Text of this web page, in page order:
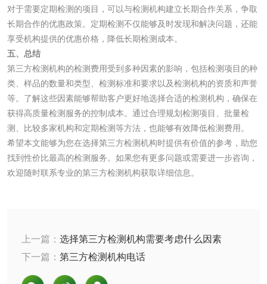
对于需要定期检测的项目，可以与检测机构建立长期合作关系，争取
长期合作的优惠政策。定期检测不仅能够及时发现和解决问题，还能
享受机构提供的优惠价格，降低长期检测成本。
五、总结
第三方检测机构的检测费用受到多种因素的影响，包括检测项目的种
类、样品的数量和类型、检测标准和要求以及检测机构的资质和声誉
等。了解这些因素能够帮助客户更好地选择合适的检测机构，确保在
获得高质量检测服务的控制成本。通过合理规划检测项目、批量检
测、比较多家机构和定期检测等方法，也能够有效降低检测费用。
希望本文能够为您在选择第三方检测机构时提供有价值的参考，助您
找到性价比最高的检测服务。如果您有更多问题或需要进一步咨询，
欢迎随时联系专业的第三方检测机构获取详细信息。
上一篇： 选择第三方检测机构需要考虑什么因素
下一篇： 第三方检测机构电话
验
一次性使用卫生用
轻工杂货
玩具检测 除臭剂检测
电子烟检测 乳胶枕头检测
玩具微生物检测 玩具微生物挑战性
儿童玩具检测
纺织品抗菌检测 蚊帐检测
纺织品检测